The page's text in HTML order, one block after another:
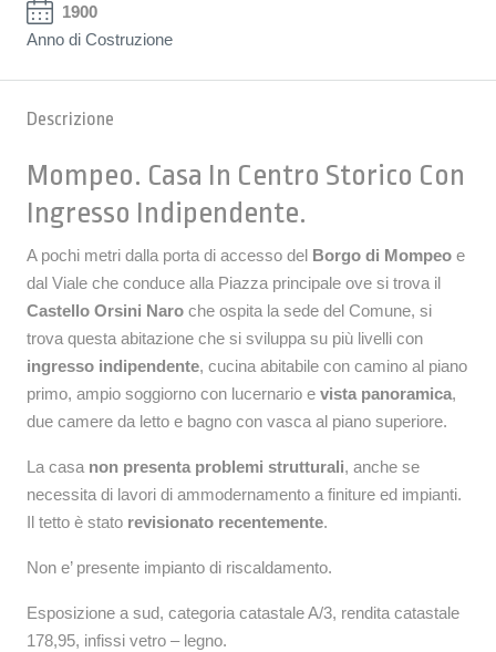
1900
Anno di Costruzione
Descrizione
Mompeo. Casa In Centro Storico Con
Ingresso Indipendente.
A pochi metri dalla porta di accesso del Borgo di Mompeo e
dal Viale che conduce alla Piazza principale ove si trova il
Castello Orsini Naro che ospita la sede del Comune, si
trova questa abitazione che si sviluppa su più livelli con
ingresso indipendente, cucina abitabile con camino al piano
primo, ampio soggiorno con lucernario e vista panoramica,
due camere da letto e bagno con vasca al piano superiore.
La casa non presenta problemi strutturali, anche se
necessita di lavori di ammodernamento a finiture ed impianti.
Il tetto è stato revisionato recentemente.
Non e’ presente impianto di riscaldamento.
Esposizione a sud, categoria catastale A/3, rendita catastale
178,95, infissi vetro – legno.